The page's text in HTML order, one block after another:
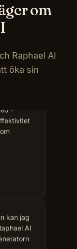
om
Raphael AI
öka sin
-
kan jag